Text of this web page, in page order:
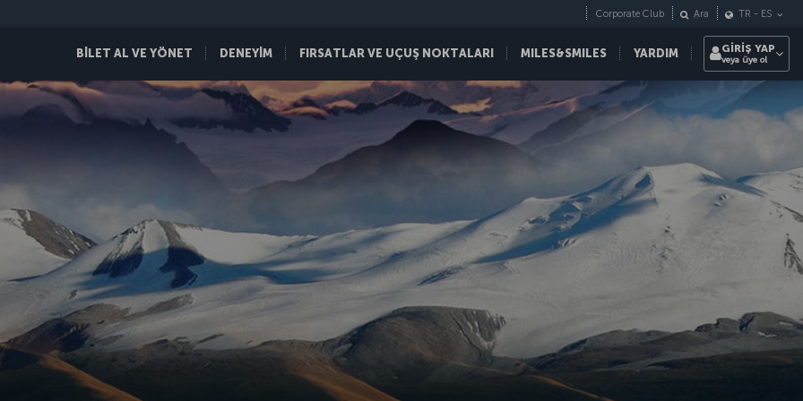
BİLET AL VE YÖNET DENEYİM FIRSATLAR VE UÇUŞ NOKTALARI MILES&SMILES YARDIM
Corporate Club Ara TR - ES
GİRİŞ YAP
veya üye ol